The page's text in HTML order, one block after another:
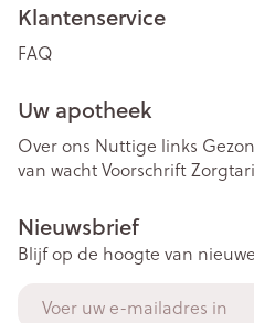
Klantenservice
FAQ
Uw apotheek
Over ons Nuttige links
van wachtVoorschrift
Nieuwsbrief
Blijf op de hoogte van